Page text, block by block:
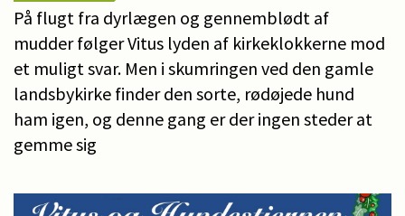
På flugt fra dyrlægen og gennemblødt af
mudder følger Vitus lyden af kirkeklokkerne mod
et muligt svar. Men i skumringen ved den gamle
landsbykirke finder den sorte, rødøjede hund
ham igen, og denne gang er der ingen steder at
gemme sig